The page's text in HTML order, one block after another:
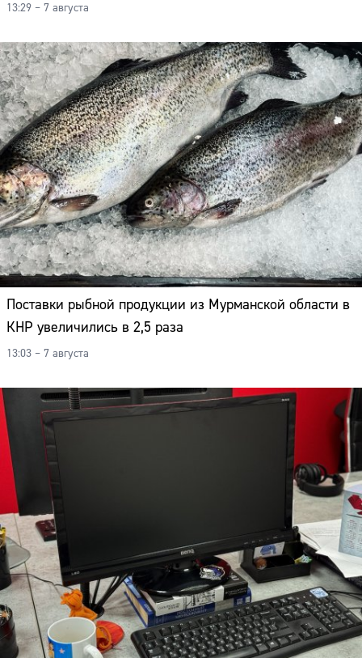
13:29 – 7 августа
Поставки рыбной продукции из Мурманской области в
КНР увеличились в 2,5 раза
13:03 – 7 августа